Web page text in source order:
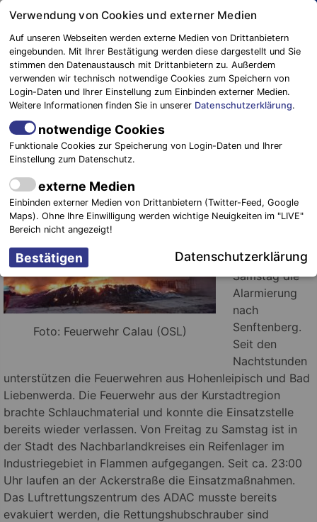
Springe
Inhalt
Blaulichtreport
Elbe-Elster
Einsatzkräfte aus Elbe – Elster zur
Unterstützung bei Großbrand in
Senftenberg im Einsatz
28. Juli 2018 -Einsätze
Foto: Feuerwehr Calau (OSL)
Elbe – Elster.
Gegen 07:00
heutigen
Samstag die
Alarmierung
nach
Senftenberg.
Seit den
Nachtstunden
unterstützen die Feuerwehren aus Hohenleipisch und Bad
Liebenwerda. Die Feuerwehr aus der Kurstadtregion
brachte Schlauchmaterial und konnte die Einsatzstelle
bereits wieder verlassen. Von Freitag zu Samstag ist in
der Stadt des Nachbarlandkreises ein Reifenlager im
Industriegebiet in Flammen aufgegangen. Seit ca. 23:00
Uhr laufen an der Ackerstraße die Einsatzmaßnahmen.
Das Luftrettungszentrum des ADAC musste bereits
evakuiert werden, die Rettungshubschrauber sind
Verwendung von Cookies und externer Medien
Auf unseren Webseiten werden externe Medien von Drittanbietern
eingebunden. Mit Ihrer Bestätigung werden diese dargestellt und Sie
stimmen den Datenaustausch mit Drittanbietern zu. Außerdem
verwenden wir technisch notwendige Cookies zum Speichern von
Login-Daten und Ihrer Einstellung zum Einbinden externer Medien.
Weitere Informationen finden Sie in unserer Datenschutzerklärung.
notwendige Cookies
Funktionale Cookies zur Speicherung von Login-Daten und Ihrer
Einstellung zum Datenschutz.
externe Medien
Einbinden externer Medien von Drittanbietern (Twitter-Feed, Google
Maps). Ohne Ihre Einwilligung werden wichtige Neuigkeiten im "LIVE"
Bereich nicht angezeigt!
Datenschutzerklärung